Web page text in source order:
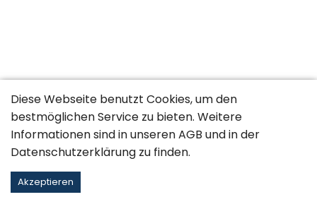
Diese Webseite benutzt Cookies, um den
bestmöglichen Service zu bieten. Weitere
Informationen sind in unserenAGB und in der
Datenschutzerklärung zu finden.
Akzeptieren